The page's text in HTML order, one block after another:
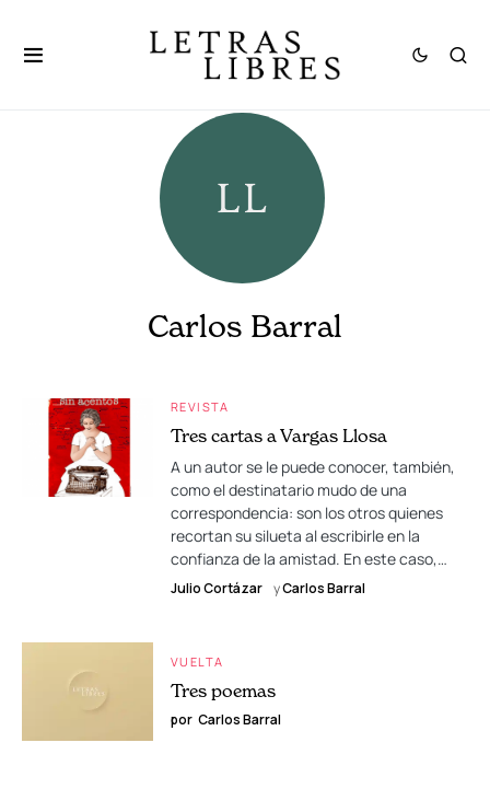
Carlos Barral
REVISTA
Tres cartas a Vargas Llosa
A un autor se le puede conocer, también,
como el destinatario mudo de una
correspondencia: son los otros quienes
recortan su silueta al escribirle en la
confianza de la amistad. En este caso,…
Julio Cortázar yCarlos Barral
VUELTA
Tres poemas
por Carlos Barral